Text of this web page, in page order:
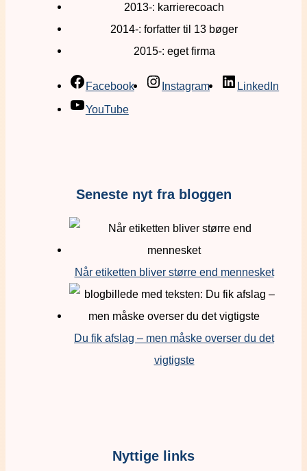
2013-: karrierecoach
2014-: forfatter til 13 bøger
2015-: eget firma
Facebook Instagram
LinkedIn
YouTube
Seneste nyt fra bloggen
Når etiketten bliver større end mennesket
Du fik afslag – men måske overser du det
vigtigste
Nyttige links